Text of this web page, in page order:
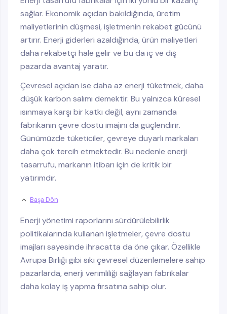
sağlar. Ekonomik açıdan bakıldığında, üretim
maliyetlerinin düşmesi, işletmenin rekabet gücünü
artırır. Enerji giderleri azaldığında, ürün maliyetleri
daha rekabetçi hale gelir ve bu da iç ve dış
pazarda avantaj yaratır.
Çevresel açıdan ise daha az enerji tüketmek, daha
düşük karbon salımı demektir. Bu yalnızca küresel
ısınmaya karşı bir katkı değil, aynı zamanda
fabrikanın çevre dostu imajını da güçlendirir.
Günümüzde tüketiciler, çevreye duyarlı markaları
daha çok tercih etmektedir. Bu nedenle enerji
tasarrufu, markanın itibarı için de kritik bir
yatırımdır.
Başa Dön
Enerji yönetimi raporlarını sürdürülebilirlik
politikalarında kullanan işletmeler, çevre dostu
imajları sayesinde ihracatta da öne çıkar. Özellikle
Avrupa Birliği gibi sıkı çevresel düzenlemelere sahip
pazarlarda, enerji verimliliği sağlayan fabrikalar
daha kolay iş yapma fırsatına sahip olur.